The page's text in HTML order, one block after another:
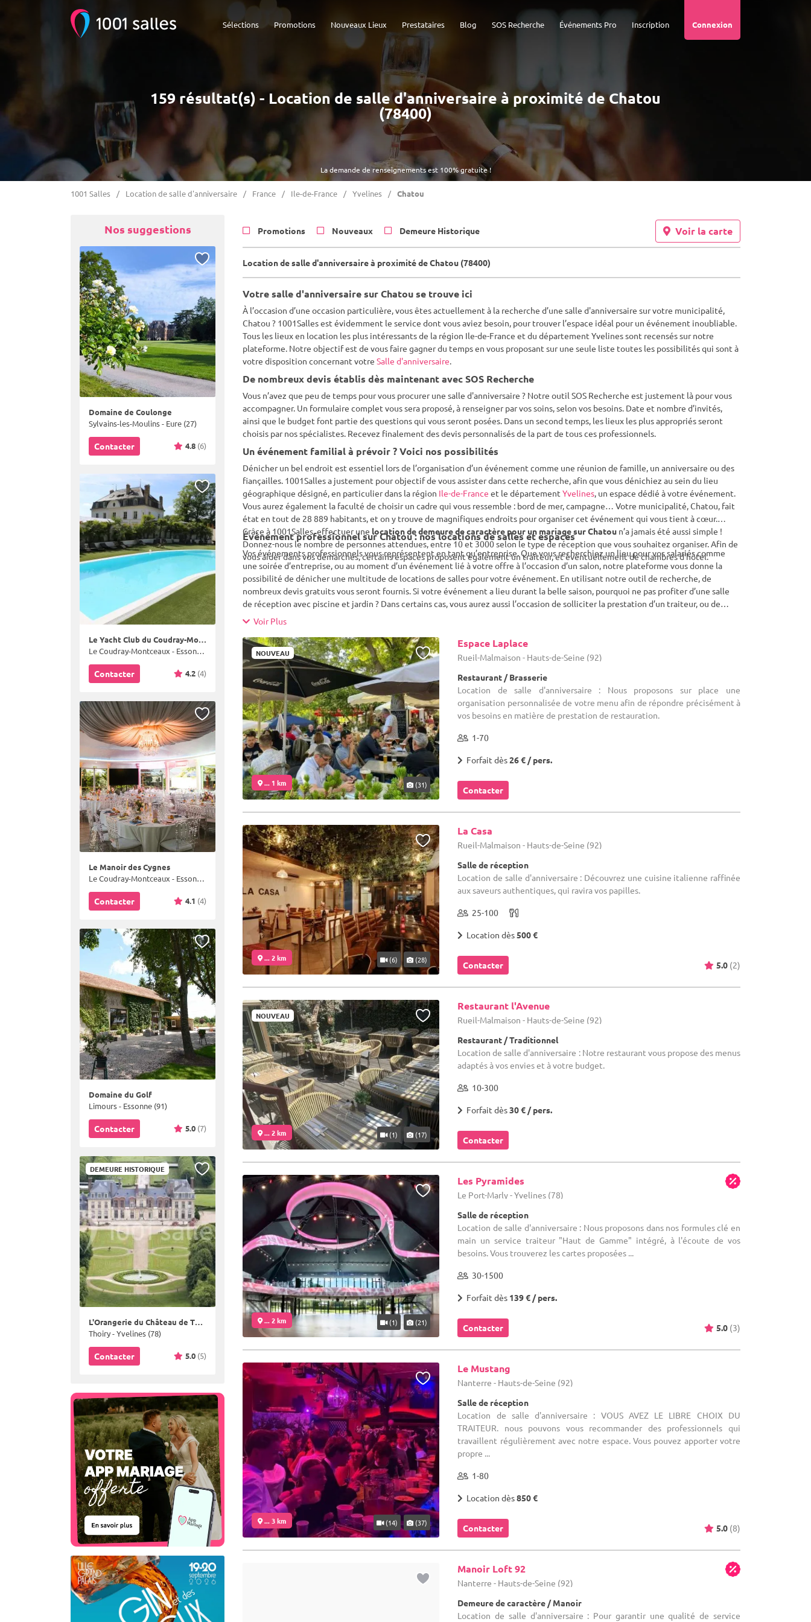
Connexion
Inscription
Événements Pro
SOS Recherche
Blog
Prestataires
Nouveaux Lieux
Promotions
Sélections
La demande de renseignements est 100% gratuite !
159 résultat(s) - Location de salle d'anniversaire à proximité de Chatou
(78400)
1001 Salles Location de salle d'anniversaire France Ile-de-France Yvelines Chatou
Nos suggestions
Domaine de Coulonge
Sylvains-les-Moulins - Eure (27)
Contacter 4.8 (6)
Le Yacht Club du Coudray-Montceaux
Le Coudray-Montceaux - Essonne (91)
Contacter 4.2 (4)
Le Manoir des Cygnes
Le Coudray-Montceaux - Essonne (91)
Contacter 4.1 (4)
Domaine du Golf
Limours - Essonne (91)
Contacter 5.0 (7)
DEMEURE HISTORIQUE
L'Orangerie du Château de Thoiry
Thoiry - Yvelines (78)
Contacter 5.0 (5)
Promotions Nouveaux Demeure Historique Voir la carte
Location de salle d'anniversaire à proximité de Chatou (78400)
Votre salle d'anniversaire sur Chatou se trouve ici
À l’occasion d’une occasion particulière, vous êtes actuellement à la recherche d’une salle d'anniversaire sur votre municipalité,
Chatou ? 1001Salles est évidemment le service dont vous aviez besoin, pour trouver l’espace idéal pour un événement inoubliable.
Tous les lieux en location les plus intéressants de la région Ile-de-France et du département Yvelines sont recensés sur notre
plateforme. Notre objectif est de vous faire gagner du temps en vous proposant sur une seule liste toutes les possibilités qui sont à
votre disposition concernant votre Salle d'anniversaire.
De nombreux devis établis dès maintenant avec SOS Recherche
Vous n’avez que peu de temps pour vous procurer une salle d'anniversaire ? Notre outil SOS Recherche est justement là pour vous
accompagner. Un formulaire complet vous sera proposé, à renseigner par vos soins, selon vos besoins. Date et nombre d’invités,
ainsi que le budget font partie des questions qui vous seront posées. Dans un second temps, les lieux les plus appropriés seront
choisis par nos spécialistes. Recevez finalement des devis personnalisés de la part de tous ces professionnels.
Un événement familial à prévoir ? Voici nos possibilités
Dénicher un bel endroit est essentiel lors de l’organisation d’un événement comme une réunion de famille, un anniversaire ou des
fiançailles. 1001Salles a justement pour objectif de vous assister dans cette recherche, afin que vous dénichiez au sein du lieu
géographique désigné, en particulier dans la région Ile-de-France et le département Yvelines, un espace dédié à votre événement.
Vous aurez également la faculté de choisir un cadre qui vous ressemble : bord de mer, campagne… Votre municipalité, Chatou, fait
état en tout de 28 889 habitants, et on y trouve de magnifiques endroits pour organiser cet événement qui vous tient à cœur.
Grâce à 1001Salles, effectuer une location de demeure de caractère pour un mariage sur Chatou n’a jamais été aussi simple !
Donnez-nous le nombre de personnes attendues, entre 10 et 3000 selon le type de réception que vous souhaitez organiser. Afin de
vous aider dans vos démarches, certains espaces proposent également un traiteur, et éventuellement de chambres d’hôtel.
Événement professionnel sur Chatou : nos locations de salles et espaces
Vos événements professionnels vous représentent en tant qu’entreprise. Que vous recherchiez un lieu pour vos salariés comme
une soirée d’entreprise, ou au moment d’un événement lié à votre offre à l’occasion d’un salon, notre plateforme vous donne la
possibilité de dénicher une multitude de locations de salles pour votre événement. En utilisant notre outil de recherche, de
nombreux devis gratuits vous seront fournis. Si votre événement a lieu durant la belle saison, pourquoi ne pas profiter d’une salle
de réception avec piscine et jardin ? Dans certains cas, vous aurez aussi l’occasion de solliciter la prestation d’un traiteur, ou de
chambres sur le lieu de la réception. Lieu atypique ou plus traditionnel, vous aurez la possibilité de vous procurer le lieu qui
Voir Plus
NOUVEAU
... 1 km (31)
Espace Laplace
Rueil-Malmaison - Hauts-de-Seine (92)
Restaurant / Brasserie
Location de salle d'anniversaire : Nous proposons sur place une
organisation personnalisée de votre menu afin de répondre précisément à
vos besoins en matière de prestation de restauration.
1-70
Forfait dès26 € / pers.
Contacter
... 2 km (6) (28)
La Casa
Rueil-Malmaison - Hauts-de-Seine (92)
Salle de réception
Location de salle d'anniversaire : Découvrez une cuisine italienne raffinée
aux saveurs authentiques, qui ravira vos papilles.
25-100
Location dès500 €
Contacter 5.0 (2)
NOUVEAU
... 2 km (1) (17)
Restaurant l'Avenue
Rueil-Malmaison - Hauts-de-Seine (92)
Restaurant / Traditionnel
Location de salle d'anniversaire : Notre restaurant vous propose des menus
adaptés à vos envies et à votre budget.
10-300
Forfait dès30 € / pers.
Contacter
... 2 km (1) (21)
Les Pyramides
Le Port-Marly - Yvelines (78)
Salle de réception
Location de salle d'anniversaire : Nous proposons dans nos formules clé en
main un service traiteur "Haut de Gamme" intégré, à l'écoute de vos
besoins. Vous trouverez les cartes proposées ...
30-1500
Forfait dès 139 € / pers.
Contacter 5.0 (3)
... 3 km (14) (37)
Le Mustang
Nanterre - Hauts-de-Seine (92)
Salle de réception
Location de salle d'anniversaire : VOUS AVEZ LE LIBRE CHOIX DU
TRAITEUR. nous pouvons vous recommander des professionnels qui
travaillent régulièrement avec notre espace. Vous pouvez apporter votre
propre ...
1-80
Location dès850 €
Contacter 5.0 (8)
Manoir Loft 92
Nanterre - Hauts-de-Seine (92)
Demeure de caractère / Manoir
Location de salle d'anniversaire : Pour garantir une qualité de service